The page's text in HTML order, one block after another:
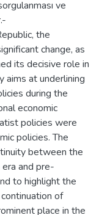
ve
the
change, as
its decisive role in
aims at underlining
during the
economic
policies were
policies. The
between the
and pre-
to highlight the
of
place in the